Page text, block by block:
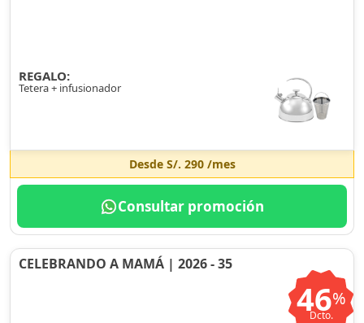
REGALO:
Tetera + infusionador
Desde S/. 290/mes
Consultar promoción
CELEBRANDO A MAMÁ | 2026 - 35
46%
Dcto.